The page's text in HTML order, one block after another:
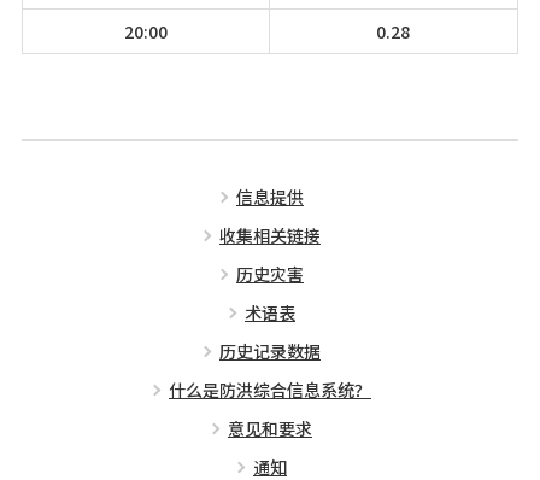
20:00
0.28
信息提供
收集相关链接
历史灾害
术语表
历史记录数据
什么是防洪综合信息系统？
意见和要求
通知